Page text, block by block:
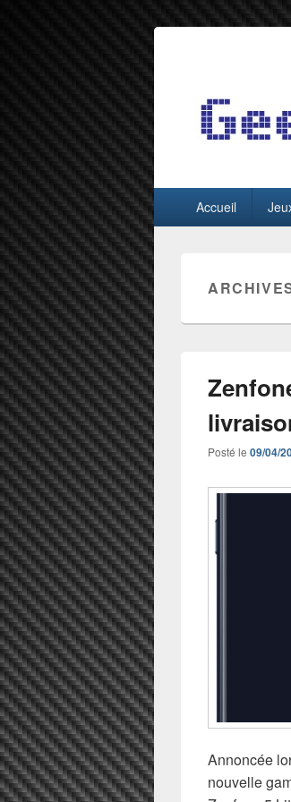
principalAccueil
Posté le 09/04/
Annoncée
nouvelle